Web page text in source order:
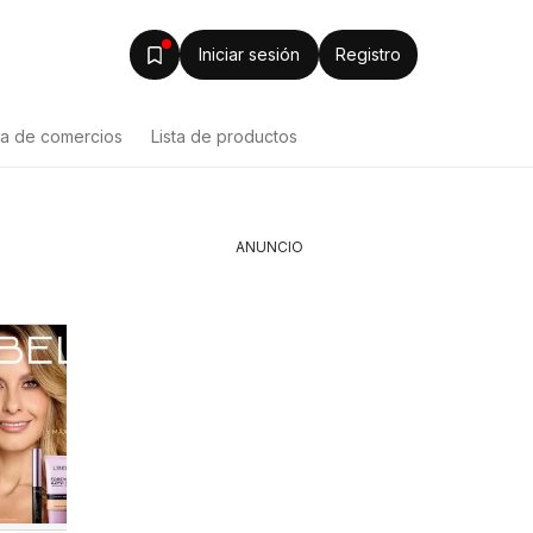
Iniciar sesión Registro
de comercios Lista de productos
ANUNCIO